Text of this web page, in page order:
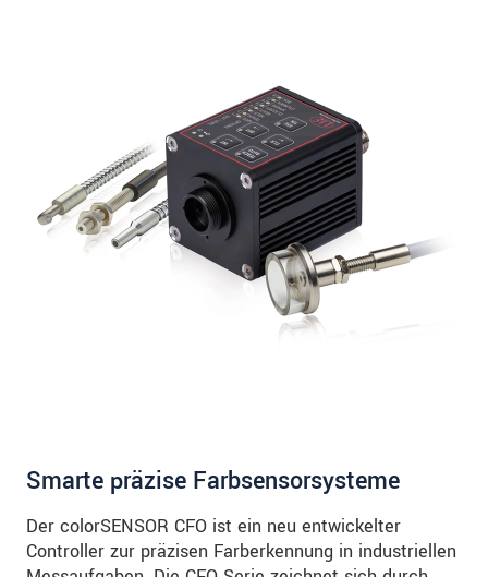
Smarte präzise Farbsensorsysteme
Der colorSENSOR CFO ist ein neu entwickelter
Controller zur präzisen Farberkennung in industriellen
Nachricht*
Bitte halten Sie mich per Mail über
Produktinnovationen auf dem Laufenden